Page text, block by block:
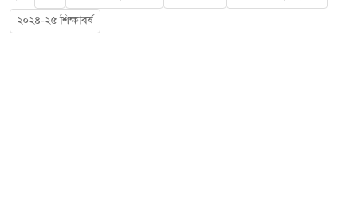
২০২৪-২৫ শিক্ষাবর্ষ